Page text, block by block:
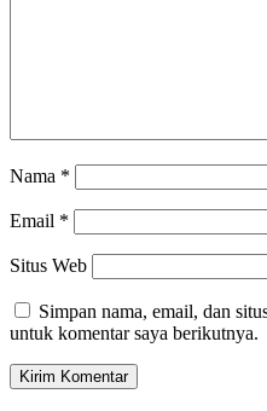
Nama *
Email *
Situs Web
Simpan nama, email, dan
untuk komentar saya berikutnya.